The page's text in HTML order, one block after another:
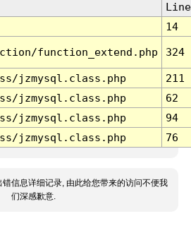
Line
14
function_extend.php 324
jzmysql.class.php
211
jzmysql.class.php
62
jzmysql.class.php
94
jzmysql.class.php 76
错信息详细记录, 由此给您带来的访问不便我
们深感歉意.